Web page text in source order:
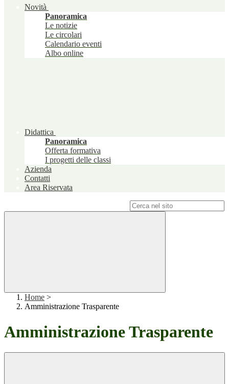
Novità
Panoramica
Le notizie
Le circolari
Calendario eventi
Albo online
Didattica
Panoramica
Offerta formativa
I progetti delle classi
Azienda
Contatti
Area Riservata
Home >
Amministrazione Trasparente
Amministrazione Trasparente